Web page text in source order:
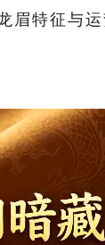
眉特征与